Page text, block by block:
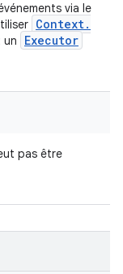
via le
Context.
un Executor
pas être